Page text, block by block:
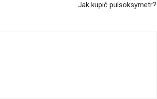
Jak kupić pulsoksymetr?